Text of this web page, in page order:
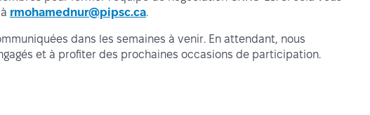
rmohamednur@pipsc.ca.
dans les semaines à venir. En attendant, nous
et à profiter des prochaines occasions de participation.